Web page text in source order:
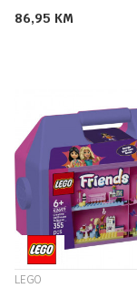
86,95 KM
LEGO